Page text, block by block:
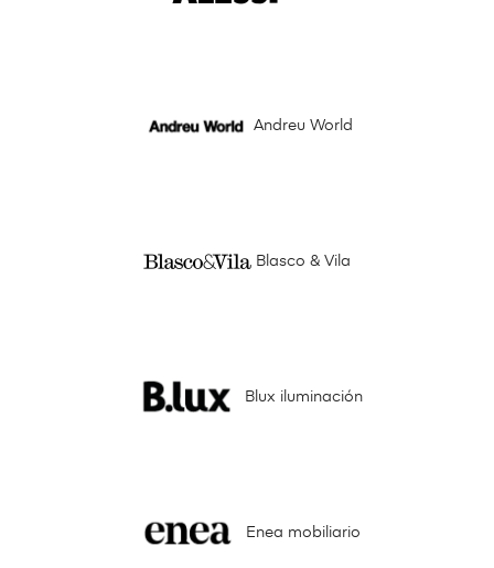
Andreu World
Blasco & Vila
Blux iluminación
Enea mobiliario